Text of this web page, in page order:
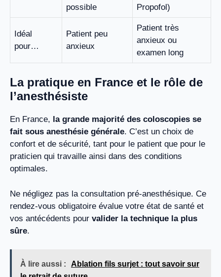
possible
Propofol)
Idéal
pour…
Patient peu
anxieux
Patient très
anxieux ou
examen long
La pratique en France et le rôle de
l’anesthésiste
En France, la grande majorité des coloscopies se
fait sous anesthésie générale. C’est un choix de
confort et de sécurité, tant pour le patient que pour le
praticien qui travaille ainsi dans des conditions
optimales.
Ne négligez pas la consultation pré-anesthésique. Ce
rendez-vous obligatoire évalue votre état de santé et
vos antécédents pour valider la technique la plus
sûre.
À lire aussi :
Ablation fils surjet : tout savoir sur